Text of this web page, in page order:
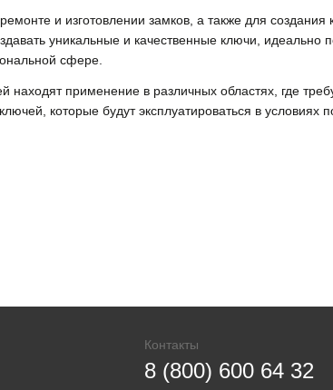
ремонте и изготовлении замков, а также для
уникальные и качественные ключи, идеально
сфере.
находят применение в различных областях, где
которые будут эксплуатироваться в условиях
Контакты
8 (800) 600 64 32